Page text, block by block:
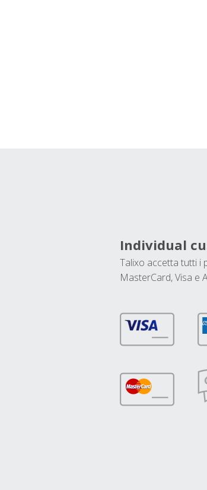
Individual
Talixo accetta tutti i
MasterCard, Visa e